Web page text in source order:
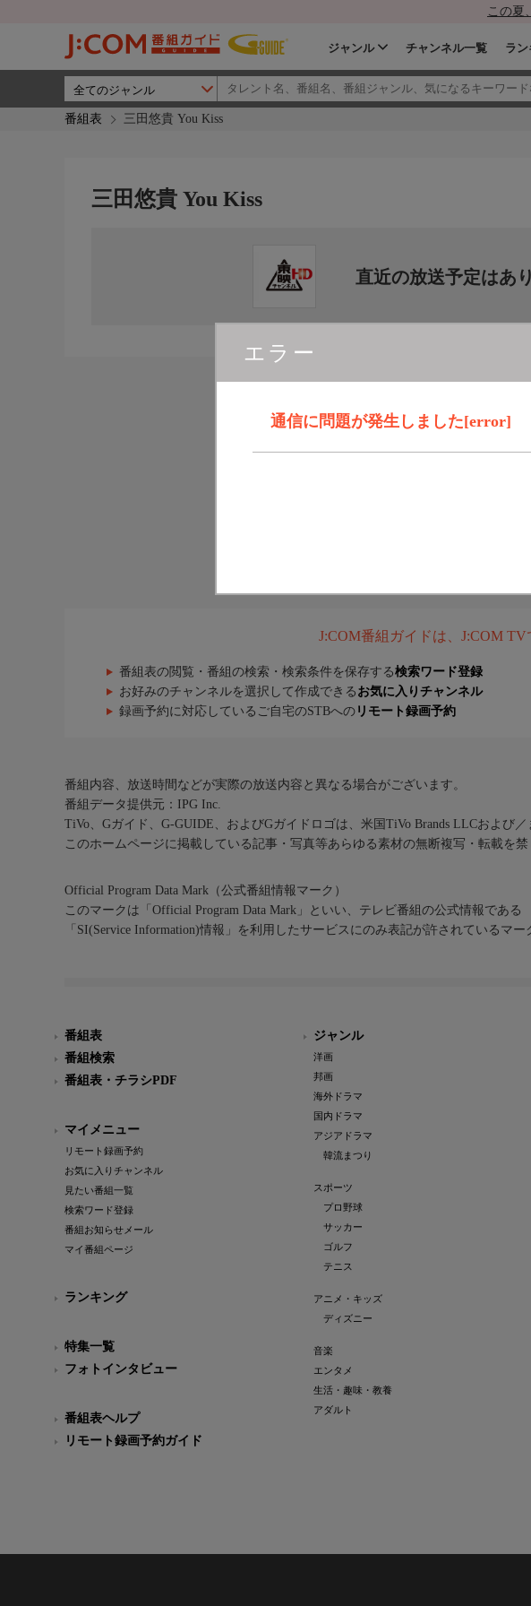
この夏
ジャンル チャンネル一覧 ラ
番組表 三田悠貴 You Kiss
エラー
通信に問題が発生しました[error]
三田悠貴 You Kiss
直近の放送予定はあ
J:COM番組ガイドは、J:COM
番組表の閲覧・番組の検索・検索条件を保存する検索ワード登録
お好みのチャンネルを選択して作成できる お気に入りチャンネル
録画予約に対応しているご自宅のSTBへの リモート録画予約
番組内容、放送時間などが実際の放送内容と異なる場合がございます。
番組データ提供元：IPG Inc.
TiVo、Gガイド、G-GUIDE、およびGガイドロゴは、米国TiVo Brands LLCおよび
このホームページに掲載している記事・写真等あらゆる素材の無断複写・転載を禁
Official Program Data Mark（公式番組情報マーク）
このマークは「Official Program Data Mark」といい、テレビ番組の公式情報である
「SI(Service Information)情報」を利用したサービスにのみ表記が許されているマー
番組表
番組検索
番組表・チラシPDF
マイメニュー
リモート録画予約
お気に入りチャンネル
見たい番組一覧
検索ワード登録
番組お知らせメール
マイ番組ページ
ランキング
特集一覧
フォトインタビュー
番組表ヘルプ
リモート録画予約ガイド
ジャンル
洋画
邦画
海外ドラマ
国内ドラマ
アジアドラマ
韓流まつり
スポーツ
プロ野球
サッカー
ゴルフ
テニス
アニメ・キッズ
ディズニー
音楽
エンタメ
生活・趣味・教養
アダルト